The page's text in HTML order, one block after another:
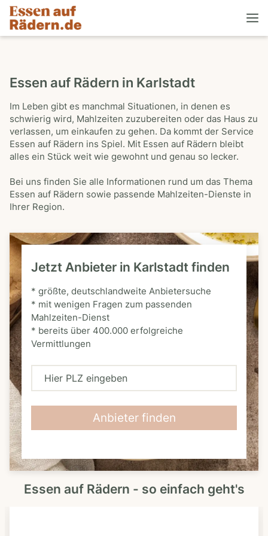
Essen auf Rädern in Karlstadt
Im Leben gibt es manchmal Situationen, in denen es
schwierig wird, Mahlzeiten zuzubereiten oder das Haus zu
verlassen, um einkaufen zu gehen. Da kommt der Service
Essen auf Rädern ins Spiel. Mit Essen auf Rädern bleibt
alles ein Stück weit wie gewohnt und genau so lecker.
Bei uns finden Sie alle Informationen rund um das Thema
Essen auf Rädern sowie passende Mahlzeiten-Dienste in
Ihrer Region.
Jetzt Anbieter in Karlstadt finden
* größte, deutschlandweite Anbietersuche
* mit wenigen Fragen zum passenden
Mahlzeiten-Dienst
* bereits über 400.000 erfolgreiche
Vermittlungen
H
L
Z
Anbieter finden
Essen auf Rädern - so einfach geht's